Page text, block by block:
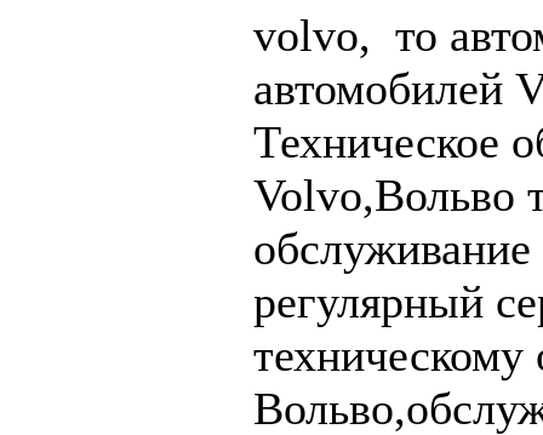
volvo, то
автомобилей
Техническое
Volvo,Вольво
регулярный